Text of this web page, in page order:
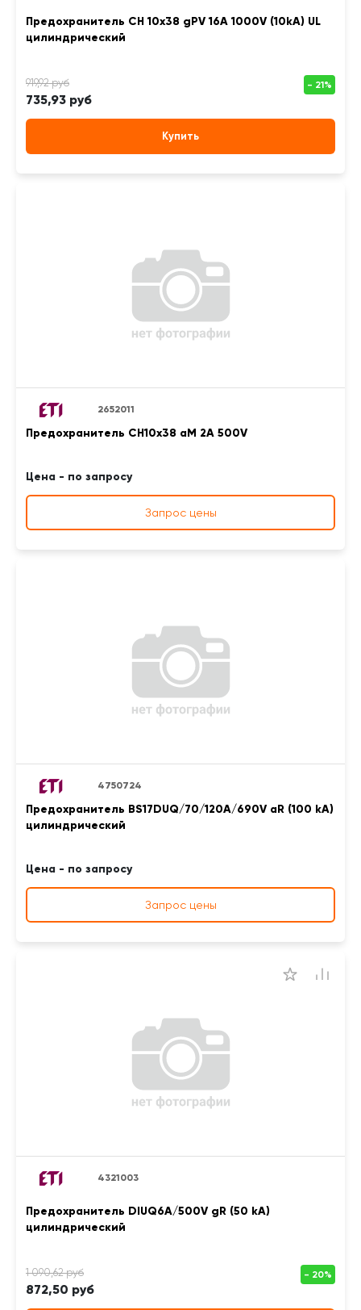
Предохранитель CH 10x38 gPV 16A 1000V (10kA) UL
цилиндрический
735,93 руб
Купить
2652011
Предохранитель CH10x38 aM 2A 500V
Цена - по запросу
Запрос цены
4750724
Предохранитель BS17DUQ/70/120A/690V aR (100 kA)
цилиндрический
Цена - по запросу
Запрос цены
4321003
Предохранитель DIUQ6A/500V gR (50 kA)
цилиндрический
872,50 руб